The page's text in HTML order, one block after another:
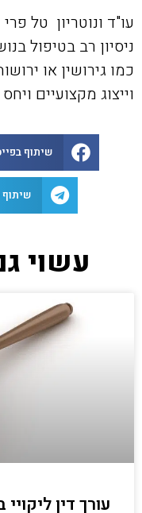
עו"ד ונוטריון טל
ניסיון רב בטיפול
כמו גירושין או
וייצוג מקצועיים
שיתוף
עשוי
עורך דין ליקויי